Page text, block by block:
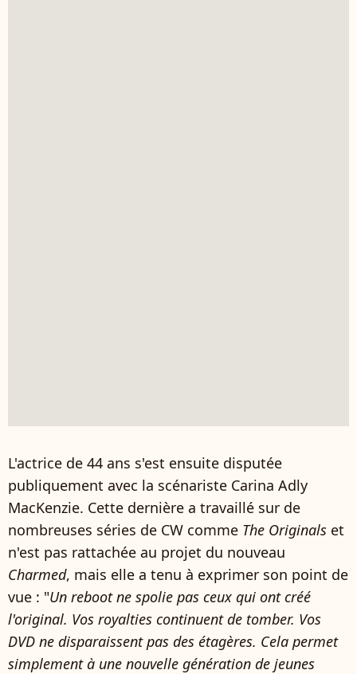
L'actrice de 44 ans s'est ensuite disputée
publiquement avec la scénariste Carina Adly
MacKenzie. Cette dernière a travaillé sur de
nombreuses séries de CW comme The Originals et
n'est pas rattachée au projet du nouveau
Charmed, mais elle a tenu à exprimer son point de
vue : "Un reboot ne spolie pas ceux qui ont créé
l'original. Vos royalties continuent de tomber. Vos
DVD ne disparaissent pas des étagères. Cela permet
simplement à une nouvelle génération de jeunes